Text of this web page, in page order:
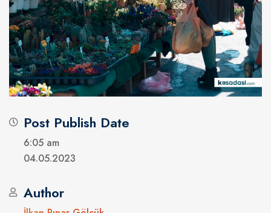
Post Publish Date
6:05 am
04.05.2023
Author